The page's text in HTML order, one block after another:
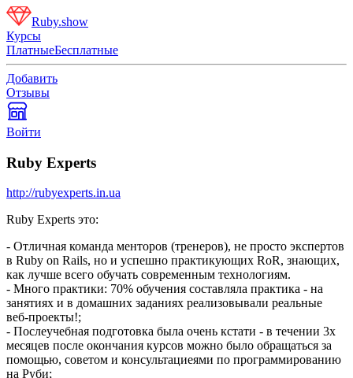
Ruby.show
Курсы
ПлатныеБесплатные
Добавить
Отзывы
Войти
Ruby Experts
http://rubyexperts.in.ua
Ruby Experts это:
- Отличная команда менторов (тренеров), не просто экспертов
в Ruby on Rails, но и успешно практикующих RoR, знающих,
как лучше всего обучать современным технологиям.
- Много практики: 70% обучения составляла практика - на
занятиях и в домашних заданиях реализовывали реальные
веб-проекты!;
- Послеучебная подготовка была очень кстати - в течении 3х
месяцев после окончания курсов можно было обращаться за
помощью, советом и консультациеями по программированию
на Руби;